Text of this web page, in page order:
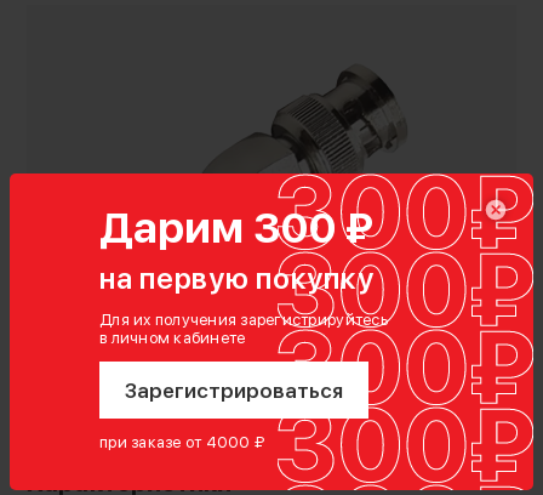
Дарим 300 ₽
на первую покупку
Для их получения зарегистрируйтесь
в личном кабинете
Зарегистрироваться
при заказе от 4000 ₽
Комплектация
кабель